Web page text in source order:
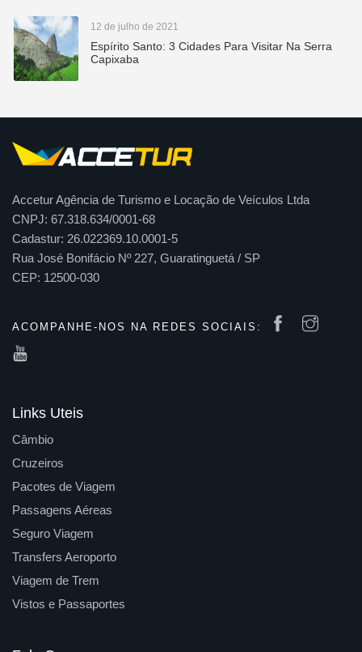
12 de julho de 2021
Espírito Santo: 3 Cidades Para Visitar Na Serra
Capixaba
Accetur Agência de Turismo e Locação de Veículos Ltda
CNPJ: 67.318.634/0001-68
Cadastur: 26.022369.10.0001-5
Rua José Bonifácio Nº 227, Guaratinguetá / SP
CEP: 12500-030
ACOMPANHE-NOS NA REDES SOCIAIS:
Links Uteis
Câmbio
Cruzeiros
Pacotes de Viagem
Passagens Aéreas
Seguro Viagem
Transfers Aeroporto
Viagem de Trem
Vistos e Passaportes